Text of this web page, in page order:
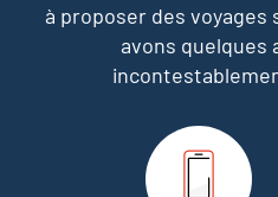
à proposer des voyages
avons quelques